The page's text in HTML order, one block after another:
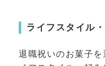
ライフスタイル
退職祝いのお菓子